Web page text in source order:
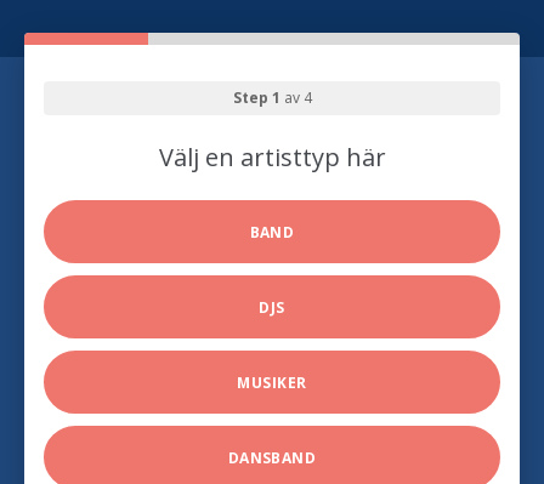
Step 1 av 4
Välj en artisttyp här
BAND
DJS
MUSIKER
DANSBAND